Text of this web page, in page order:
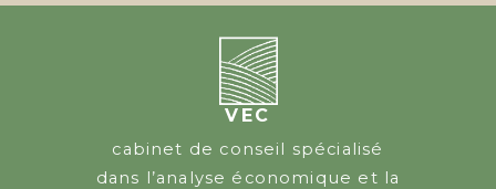
VEC
cabinet de conseil spécialisé
dans l’analyse économique et la